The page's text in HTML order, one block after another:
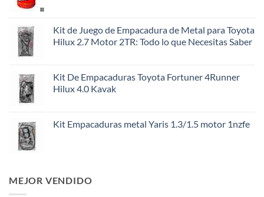
Kit de Juego de Empacadura de Metal para Toyota
Hilux 2.7 Motor 2TR: Todo lo que Necesitas Saber
Kit De Empacaduras Toyota Fortuner 4Runner
Hilux 4.0 Kavak
Kit Empacaduras metal Yaris 1.3/1.5 motor 1nzfe
MEJOR VENDIDO